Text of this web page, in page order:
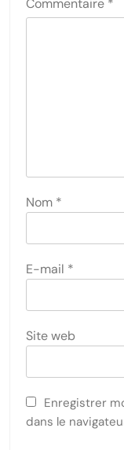
Commentaire *
Nom *
E-mail *
Site web
Enregistrer
dans le